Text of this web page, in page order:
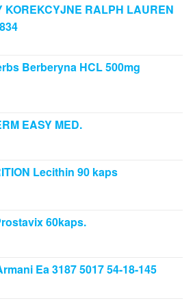
KOREKCYJNE RALPH LAUREN
Berberyna HCL 500mg
EASY MED.
Lecithin 90 kaps
60kaps.
Ea 3187 5017 54-18-145